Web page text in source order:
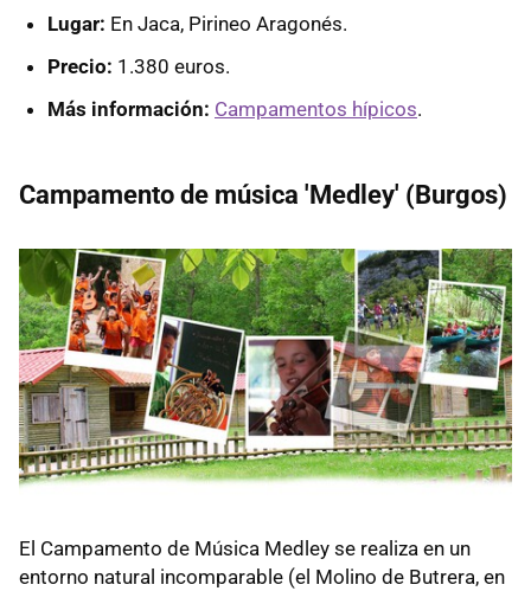
Lugar: En Jaca, Pirineo Aragonés.
Precio: 1.380 euros.
Más información: Campamentos hípicos.
Campamento de música 'Medley' (Burgos)
El Campamento de Música Medley se realiza en un
entorno natural incomparable (el Molino de Butrera, en